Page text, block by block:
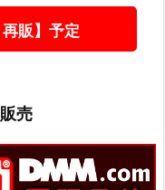
販】予定
売